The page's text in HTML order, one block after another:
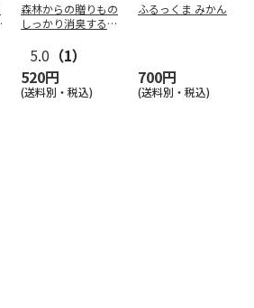
森林からの贈りもの
しっかり消臭するひ
5.0 （1）
520円
(送料別・税込)
ふるっくま みかん
700円
(送料別・税込)